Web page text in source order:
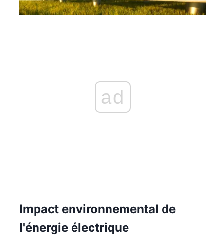
ad
Impact environnemental de
l'énergie électrique